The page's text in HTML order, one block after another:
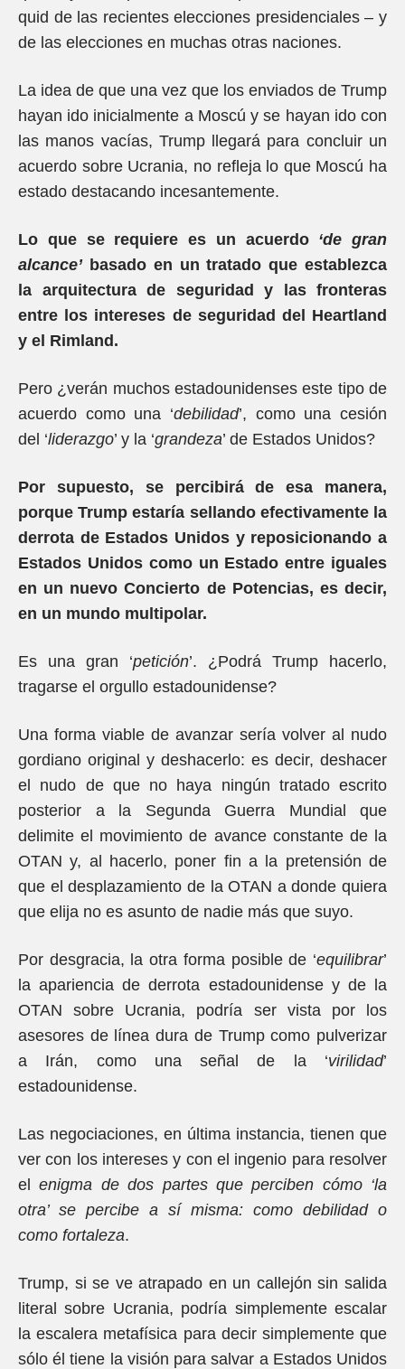
quid de las recientes elecciones presidenciales – y
de las elecciones en muchas otras naciones.
La idea de que una vez que los enviados de Trump
hayan ido inicialmente a Moscú y se hayan ido con
las manos vacías, Trump llegará para concluir un
acuerdo sobre Ucrania, no refleja lo que Moscú ha
estado destacando incesantemente.
Lo que se requiere es un acuerdo ‘de gran
alcance’basado en un tratado que establezca
la arquitectura de seguridad y las fronteras
entre los intereses de seguridad del Heartland
y el Rimland.
Pero ¿verán muchos estadounidenses este tipo de
acuerdo como una ‘debilidad’, como una cesión
del ‘liderazgo’ y la ‘grandeza’ de Estados Unidos?
Por supuesto, se percibirá de esa manera,
porque Trump estaría sellando efectivamente la
derrota de Estados Unidos y reposicionando a
Estados Unidos como un Estado entre iguales
en un nuevo Concierto de Potencias, es decir,
en un mundo multipolar.
Es una gran ‘petición’. ¿Podrá Trump hacerlo,
tragarse el orgullo estadounidense?
Una forma viable de avanzar sería volver al nudo
gordiano original y deshacerlo: es decir, deshacer
el nudo de que no haya ningún tratado escrito
posterior a la Segunda Guerra Mundial que
delimite el movimiento de avance constante de la
OTAN y, al hacerlo, poner fin a la pretensión de
que el desplazamiento de la OTAN a donde quiera
que elija no es asunto de nadie más que suyo.
Por desgracia, la otra forma posible de ‘equilibrar’
la apariencia de derrota estadounidense y de la
OTAN sobre Ucrania, podría ser vista por los
asesores de línea dura de Trump como pulverizar
a Irán, como una señal de la ‘virilidad’
estadounidense.
Las negociaciones, en última instancia, tienen que
ver con los intereses y con el ingenio para resolver
elenigma de dos partes que perciben cómo ‘la
otra’ se percibe a sí misma: como debilidad o
como fortaleza.
Trump, si se ve atrapado en un callejón sin salida
literal sobre Ucrania, podría simplemente escalar
la escalera metafísica para decir simplemente que
sólo él tiene la visión para salvar a Estados Unidos